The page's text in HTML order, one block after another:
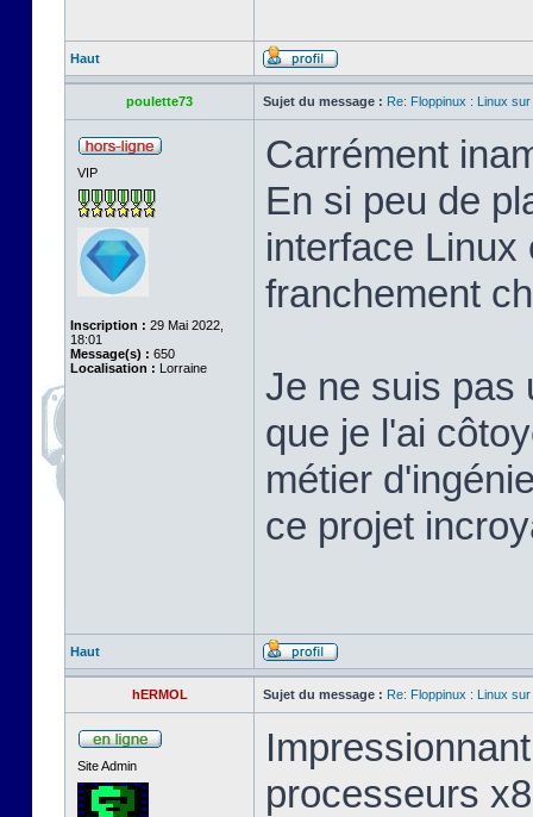
Haut
poulette73 Sujet du message : Re: Floppinux : Linux
VIP
Inscription : 29 Mai 2022,
18:01
Message(s) : 650
Localisation : Lorraine
Carrément
En si peu de
interface Linux
franchement
Je ne suis pas
que je l'ai
métier
ce projet
Haut
hERMOL Sujet du message : Re: Floppinux : Linux
Site Admin
processeurs